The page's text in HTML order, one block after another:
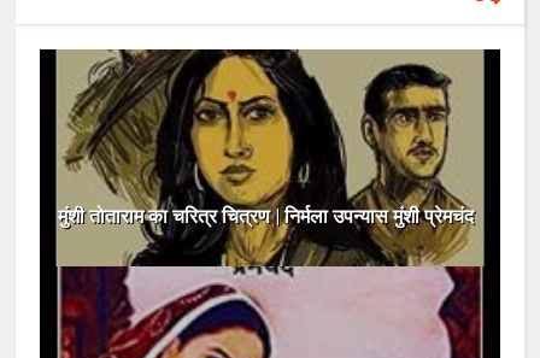
मुंशी तोताराम का चरित्र चित्रण | निर्मला उपन्यास मुंशी प्रेमचंद